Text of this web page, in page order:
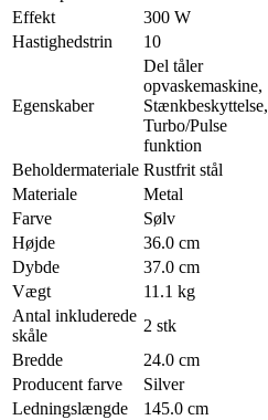
Effekt
300 W
Hastighedstrin
10
Egenskaber
Del tåler
opvaskemaskine,
Stænkbeskyttelse,
Turbo/Pulse
funktion
Beholdermateriale Rustfrit stål
Materiale
Metal
Farve
Sølv
Højde
36.0 cm
Dybde
37.0 cm
Vægt
11.1 kg
Antal inkluderede
skåle
2 stk
Bredde
24.0 cm
Producent farve
Silver
Ledningslængde
145.0 cm